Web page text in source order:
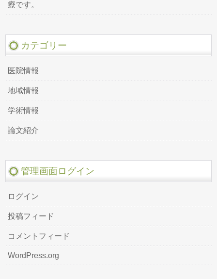
療です。
カテゴリー
医院情報
地域情報
学術情報
論文紹介
管理画面ログイン
ログイン
投稿フィード
コメントフィード
WordPress.org